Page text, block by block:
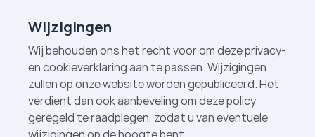
Wijzigingen
Wij behouden ons het recht voor om deze privacy-
en cookieverklaring aan te passen. Wijzigingen
zullen op onze website worden gepubliceerd. Het
verdient dan ook aanbeveling om deze policy
geregeld te raadplegen, zodat u van eventuele